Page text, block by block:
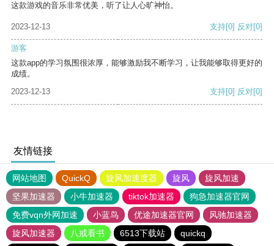
这款游戏的音乐非常优美，听了让人心旷神怡。
2023-12-13 支持[0] 反对[0]
游客
这款app的学习氛围很浓厚，能够激励我不断学习，让我能够取得更好的
成绩。
2023-12-13
支持[0] 反对[0]
友情链接
网站地图 QuickQ 旋风加速度器 旋风
旋风加速
坚果加速器
小牛加速器 tiktok加速器
狗急加速器官网
免费vqn外网加速
小蓝鸟 优途加速器官网
风驰加速器
旋风加速器
八戒看书 6513下载站
quickq